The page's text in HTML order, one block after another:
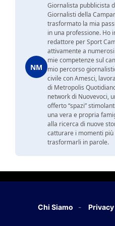
NM
Giornalista pubblicista
Giornalisti della
trasformato la mia
in una professione. Ho
redattore per Sport
attivamente a
mie competenze sul
mio percorso
civile con Amesci,
di Metropolis
network di Nuovevoci,
offerto “spazi”
una vera e propria
alla ricerca di nuove
catturare i momenti
trasformarli in parole.
Chi Siamo